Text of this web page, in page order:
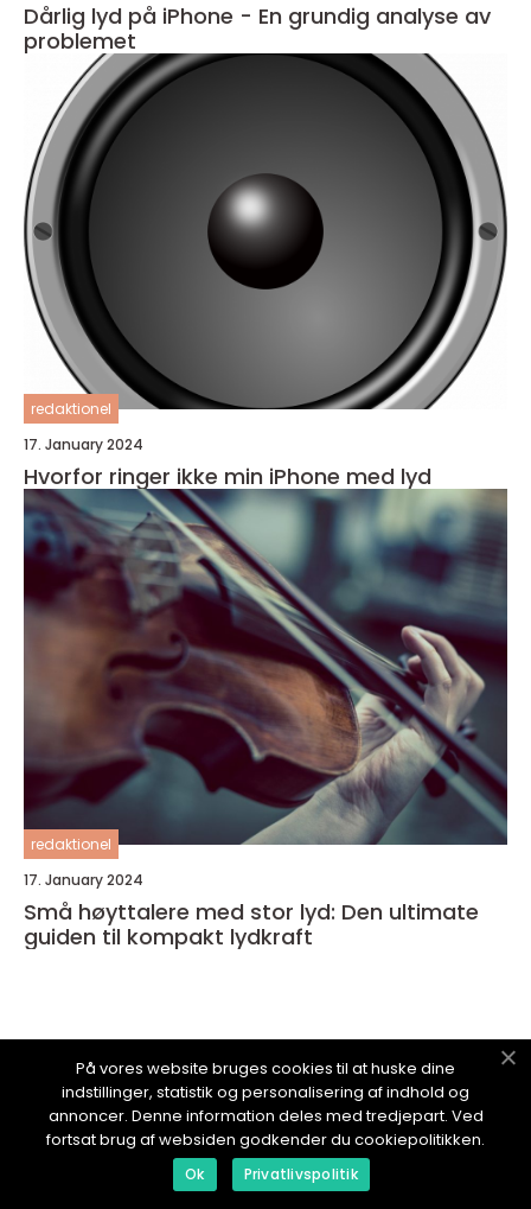
Dårlig lyd på iPhone - En grundig analyse av
problemet
redaktionel
17. January 2024
Hvorfor ringer ikke min iPhone med lyd
redaktionel
17. January 2024
Små høyttalere med stor lyd: Den ultimate
guiden til kompakt lydkraft
NORSKITBLOGG.no
På vores website bruges cookies til at huske dine
indstillinger, statistik og personalisering af indhold og
annoncer. Denne information deles med tredjepart. Ved
fortsat brug af websiden godkender du cookiepolitikken.
Ok Privatlivspolitik